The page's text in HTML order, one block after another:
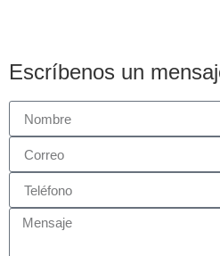
Escríbenos un